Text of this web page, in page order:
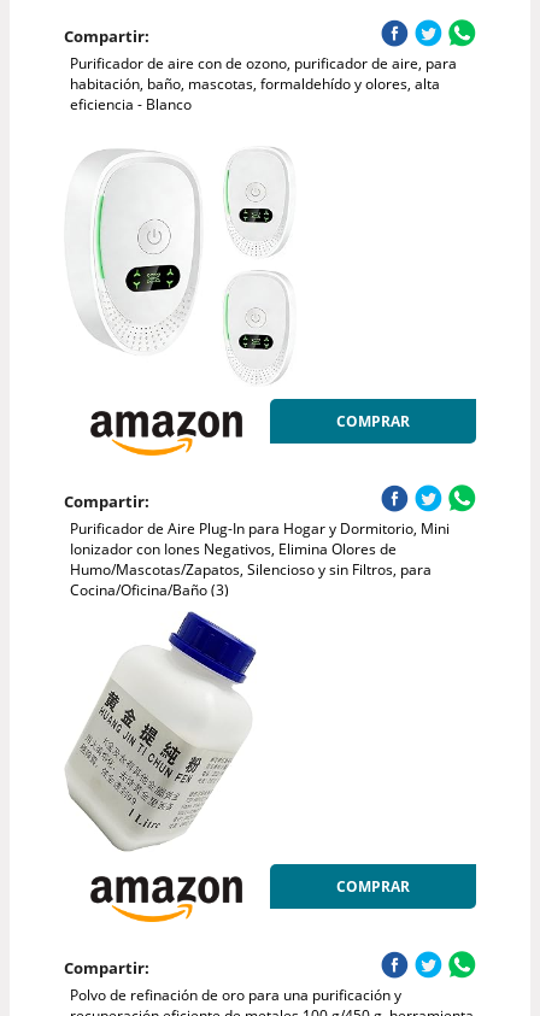
Compartir:
Purificador de aire con de ozono, purificador de aire, para
habitación, baño, mascotas, formaldehído y olores, alta
eficiencia - Blanco
COMPRAR
Compartir:
Purificador de Aire Plug-In para Hogar y Dormitorio, Mini
Ionizador con Iones Negativos, Elimina Olores de
Humo/Mascotas/Zapatos, Silencioso y sin Filtros, para
Cocina/Oficina/Baño (3)
COMPRAR
Compartir:
Polvo de refinación de oro para una purificación y